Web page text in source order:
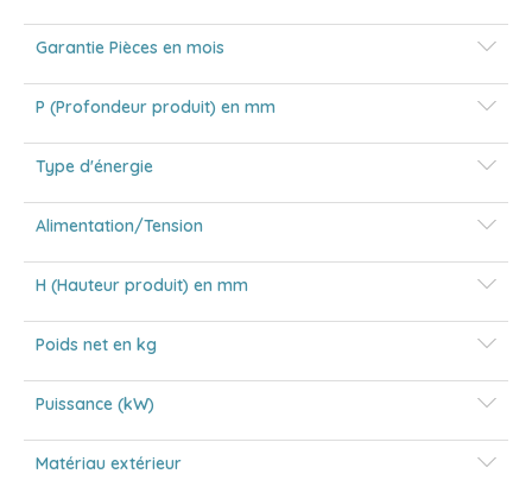
Garantie Pièces en mois
P (Profondeur produit) en mm
Type d'énergie
Alimentation/Tension
H (Hauteur produit) en mm
Poids net en kg
Puissance (kW)
Matériau extérieur